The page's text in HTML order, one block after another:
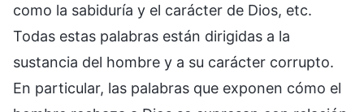
como la sabiduría y el carácter de Dios, etc.
Todas estas palabras están dirigidas a la
sustancia del hombre y a su carácter corrupto.
En particular, las palabras que exponen cómo el